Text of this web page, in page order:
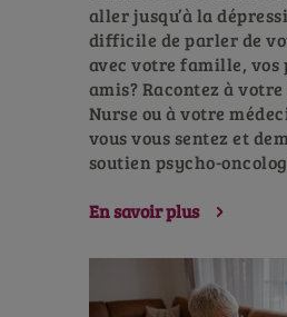
aller jusqu’à la
difficile de parler de
avec votre famille, vos
amis? Racontez à
Nurse ou à votre
vous vous sentez et
soutien psycho-
En savoir plus